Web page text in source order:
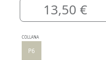
13,50 €
COLLANA
P6